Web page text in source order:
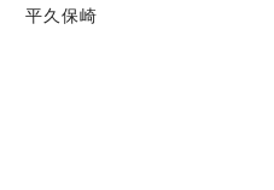
平久保崎